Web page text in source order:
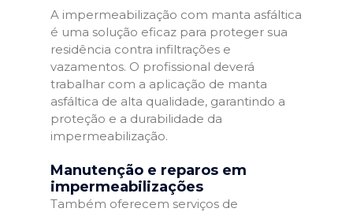
A impermeabilização com manta asfáltica
é uma solução eficaz para proteger sua
residência contra infiltrações e
vazamentos. O profissional deverá
trabalhar com a aplicação de manta
asfáltica de alta qualidade, garantindo a
proteção e a durabilidade da
impermeabilização.
Manutenção e reparos em
impermeabilizações
Também oferecem serviços de